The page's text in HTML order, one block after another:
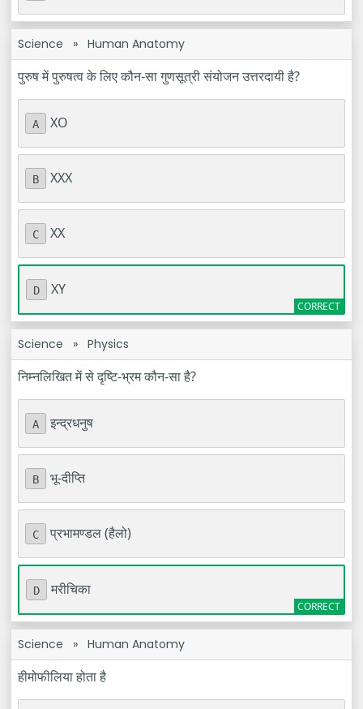
Science » Human Anatomy
पुरुष में पुरुषत्व के लिए कौन-सा गुणसूत्री संयोजन उत्तरदायी है?
A XO
B XXX
C XX
D XY
Science » Physics
निम्नलिखित में से दृष्टि-भ्रम कौन-सा है?
A इन्द्रधनुष
B भू-दीप्ति
C प्रभामण्डल (हैलो)
D मरीचिका
Science » Human Anatomy
हीमोफीलिया होता है